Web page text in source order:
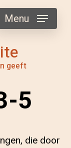
geeft
Menu
5
die door